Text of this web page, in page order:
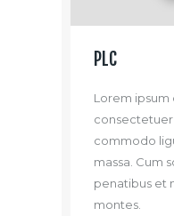
PLC
Lorem ipsum
consectetuer
commodo
massa. Cum
penatibus et
montes.